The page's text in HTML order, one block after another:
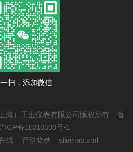
扫，添加微信
海）工业仪表有限公司版权所有 备
ICP备18010590号-1
线 管理登录 sitemap.xml